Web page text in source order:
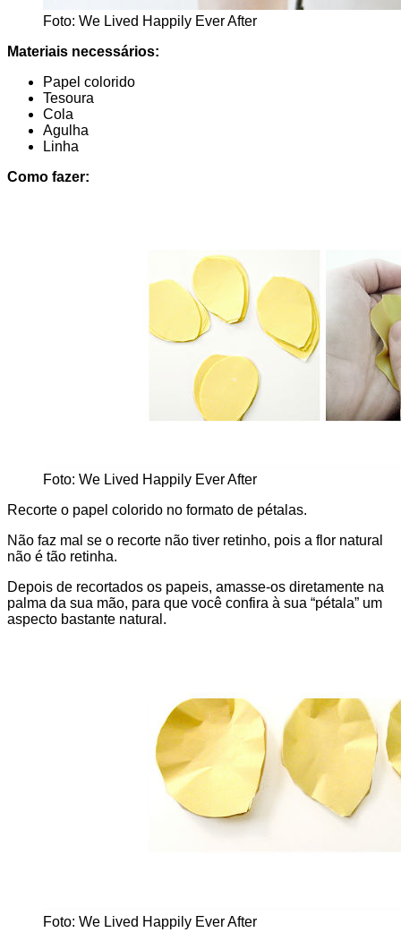
Foto: We Lived Happily Ever After
Materiais necessários:
Papel colorido
Tesoura
Cola
Agulha
Linha
Como fazer:
Foto: We Lived Happily Ever After
Recorte o papel colorido no formato de pétalas.
Não faz mal se o recorte não tiver retinho, pois a flor natural
não é tão retinha.
Depois de recortados os papeis, amasse-os diretamente na
palma da sua mão, para que você confira à sua “pétala” um
aspecto bastante natural.
Foto: We Lived Happily Ever After